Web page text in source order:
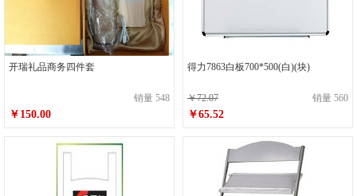
开瑞礼品商务四件套
销量 548
￥150.00
得力7863白板700*500(白)(块)
￥72.07 销量 560
￥65.52